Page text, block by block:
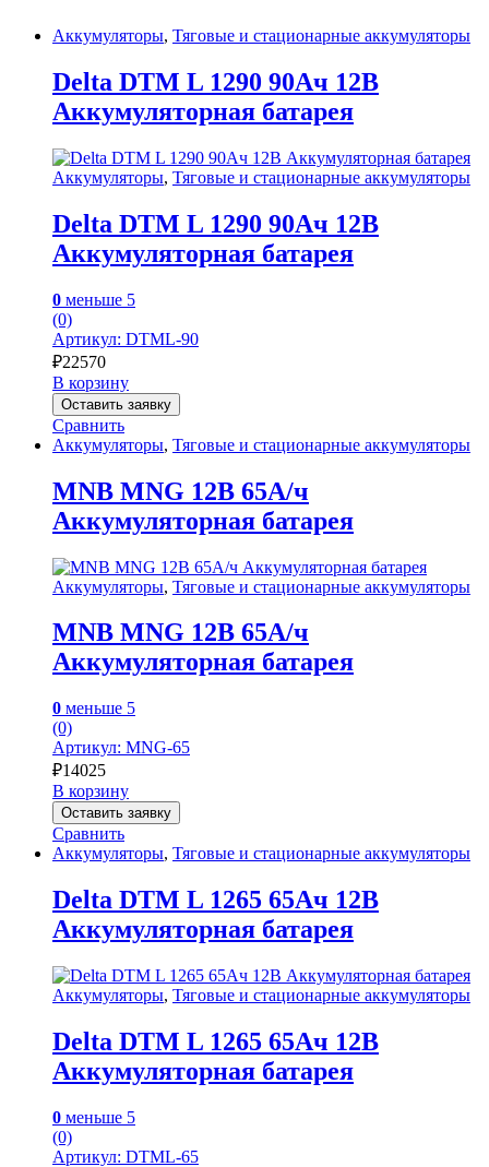
Аккумуляторы, Тяговые и стационарные аккумуляторы
Delta DTM L 1290 90Ач 12В
Аккумуляторная батарея
Аккумуляторы, Тяговые и стационарные аккумуляторы
Delta DTM L 1290 90Ач 12В
Аккумуляторная батарея
0 меньше 5
(0)
Артикул: DTML-90
₽22570
В корзину
Оставить заявку
Сравнить
Аккумуляторы, Тяговые и стационарные аккумуляторы
MNB MNG 12В 65А/ч
Аккумуляторная батарея
Аккумуляторы, Тяговые и стационарные аккумуляторы
MNB MNG 12В 65А/ч
Аккумуляторная батарея
0 меньше 5
(0)
Артикул: MNG-65
₽14025
В корзину
Оставить заявку
Сравнить
Аккумуляторы, Тяговые и стационарные аккумуляторы
Delta DTM L 1265 65Ач 12В
Аккумуляторная батарея
Аккумуляторы, Тяговые и стационарные аккумуляторы
Delta DTM L 1265 65Ач 12В
Аккумуляторная батарея
0 меньше 5
(0)
Артикул: DTML-65